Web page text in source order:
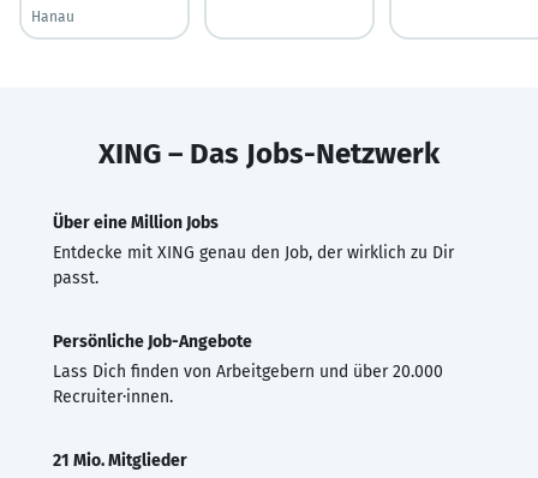
Hanau
XING – Das Jobs-Netzwerk
Über eine Million Jobs
Entdecke mit XING genau den Job, der wirklich zu Dir
passt.
Persönliche Job-Angebote
Lass Dich finden von Arbeitgebern und über 20.000
Recruiter·innen.
21 Mio. Mitglieder